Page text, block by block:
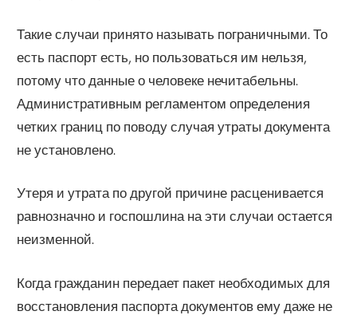
Такие случаи принято называть пограничными. То
есть паспорт есть, но пользоваться им нельзя,
потому что данные о человеке нечитабельны.
Административным регламентом определения
четких границ по поводу случая утраты документа
не установлено.
Утеря и утрата по другой причине расценивается
равнозначно и госпошлина на эти случаи остается
неизменной.
Когда гражданин передает пакет необходимых для
восстановления паспорта документов ему даже не